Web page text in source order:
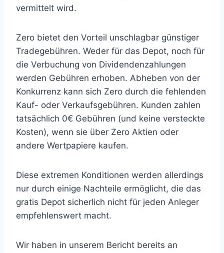
vermittelt wird.
Zero bietet den Vorteil unschlagbar günstiger
Tradegebühren. Weder für das Depot, noch für
die Verbuchung von Dividendenzahlungen
werden Gebühren erhoben. Abheben von der
Konkurrenz kann sich Zero durch die fehlenden
Kauf- oder Verkaufsgebühren. Kunden zahlen
tatsächlich 0€ Gebühren (und keine versteckte
Kosten), wenn sie über Zero Aktien oder
andere Wertpapiere kaufen.
Diese extremen Konditionen werden allerdings
nur durch einige Nachteile ermöglicht, die das
gratis Depot sicherlich nicht für jeden Anleger
empfehlenswert macht.
Wir haben in unserem Bericht bereits an